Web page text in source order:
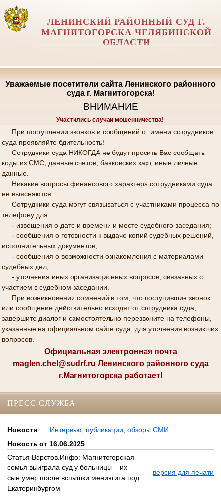
ЛЕНИНСКИЙ РАЙОННЫЙ СУД Г.
МАГНИТОГОРСКА ЧЕЛЯБИНСКОЙ
ОБЛАСТИ
Уважаемые посетители сайта Ленинского районного
суда г. Магнитогорска!
ВНИМАНИЕ
Участились случаи мошенничества!
При поступлении звонков и сообщений от имени сотрудников
суда проявляйте бдительность!
Сотрудники суда НИКОГДА не будут просить Вас сообщать
коды из СМС, данные счетов, банковских карт, иные личные
данные.
Никакие вопросы финансового характера сотрудниками суда
не выясняются.
Сотрудники суда могут связываться с участниками процесса по
телефону для:
- извещения о дате и времени и месте судебного заседания;
- сообщения о готовности к выдаче копий судебных решений,
исполнительных документов;
- сообщения о возможности ознакомления с материалами
судебных дел;
- уточнения иных организационных вопросов, связанных с
участием в судебном заседании.
При возникновении сомнений в том, что поступившие звонок
или сообщение действительно исходят от сотрудника суда,
завершите диалог и самостоятельно перезвоните на телефоны,
указанные на официальном сайте суда, для уточнения возникших
вопросов.
Официальная электронная почта
maglen.chel@sudrf.ru Ленинского районного суда
г.Магнитогорска работает!
ПРЕСС-СЛУЖБА
Новости
Интервью, публикации, обзоры СМИ
Новость от 16.06.2025
Статья Верстов.Инфо: Магнитогорская
семья выиграла суд у больницы – их
сын умер после вспышки менингита под
Екатеринбургом
версия для печати